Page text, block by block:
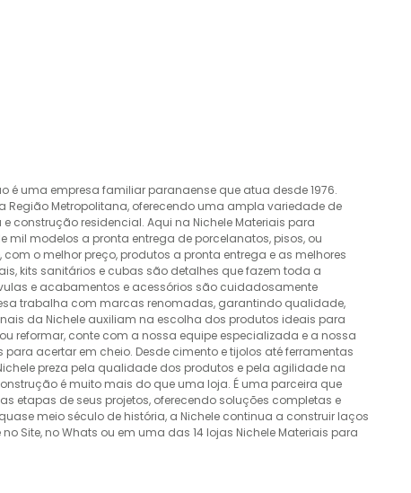
é uma empresa familiar paranaense que atua desde 1976.
Região Metropolitana, oferecendo uma ampla variedade de
construção residencial. Aqui na Nichele Materiais para
mil modelos a pronta entrega de porcelanatos, pisos, ou
com o melhor preço, produtos a pronta entrega e as melhores
kits sanitários e cubas são detalhes que fazem toda a
e acabamentos e acessórios são cuidadosamente
trabalha com marcas renomadas, garantindo qualidade,
da Nichele auxiliam na escolha dos produtos ideais para
reformar, conte com a nossa equipe especializada e a nossa
acertar em cheio. Desde cimento e tijolos até ferramentas
preza pela qualidade dos produtos e pela agilidade na
é muito mais do que uma loja. É uma parceira que
etapas de seus projetos, oferecendo soluções completas e
meio século de história, a Nichele continua a construir laços
Site, no Whats ou em uma das 14 lojas Nichele Materiais para